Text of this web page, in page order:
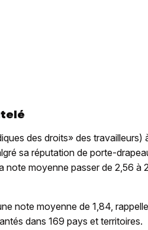
des droits» des travailleurs)
sa réputation de porte-
note moyenne passer de 2,56 à
note moyenne de 1,84,
dans 169 pays et territoires.